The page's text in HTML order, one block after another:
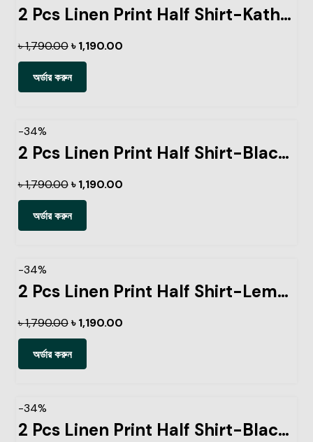
2 Pcs Linen Print Half Shirt-Kathal+Pest
৳1,790.00 ৳1,190.00
অর্ডার করুন
-34%
2 Pcs Linen Print Half Shirt-Black+Sky
৳1,790.00 ৳1,190.00
অর্ডার করুন
-34%
2 Pcs Linen Print Half Shirt-Lemon+Kathal
৳1,790.00 ৳1,190.00
অর্ডার করুন
-34%
2 Pcs Linen Print Half Shirt-Black+Petrol